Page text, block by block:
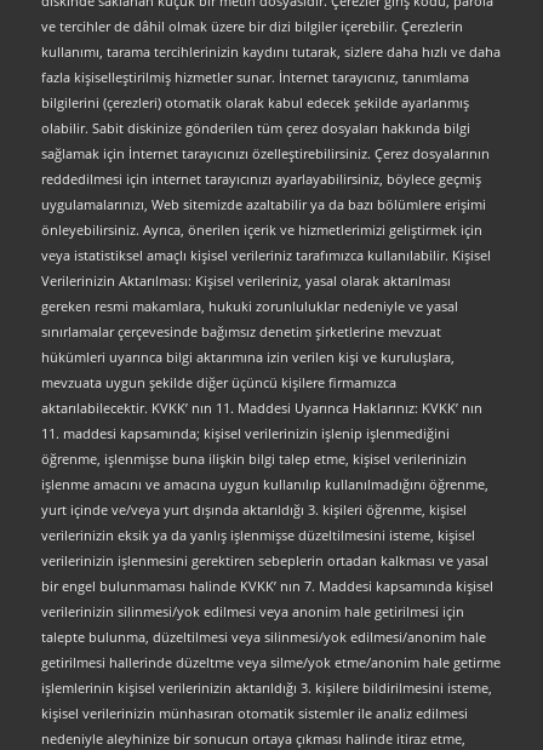
ve tercihler de dâhil olmak üzere bir dizi bilgiler içerebilir. Çerezlerin
kullanımı, tarama tercihlerinizin kaydını tutarak, sizlere daha hızlı ve daha
fazla kişiselleştirilmiş hizmetler sunar. İnternet tarayıcınız, tanımlama
bilgilerini (çerezleri) otomatik olarak kabul edecek şekilde ayarlanmış
olabilir. Sabit diskinize gönderilen tüm çerez dosyaları hakkında bilgi
sağlamak için İnternet tarayıcınızı özelleştirebilirsiniz. Çerez dosyalarının
reddedilmesi için internet tarayıcınızı ayarlayabilirsiniz, böylece geçmiş
uygulamalarınızı, Web sitemizde azaltabilir ya da bazı bölümlere erişimi
önleyebilirsiniz. Ayrıca, önerilen içerik ve hizmetlerimizi geliştirmek için
veya istatistiksel amaçlı kişisel verileriniz tarafımızca kullanılabilir. Kişisel
Verilerinizin Aktarılması: Kişisel verileriniz, yasal olarak aktarılması
gereken resmi makamlara, hukuki zorunluluklar nedeniyle ve yasal
sınırlamalar çerçevesinde bağımsız denetim şirketlerine mevzuat
hükümleri uyarınca bilgi aktarımına izin verilen kişi ve kuruluşlara,
mevzuata uygun şekilde diğer üçüncü kişilere firmamızca
aktarılabilecektir. KVKK’ nın 11. Maddesi Uyarınca Haklarınız: KVKK’ nın
11. maddesi kapsamında; kişisel verilerinizin işlenip işlenmediğini
öğrenme, işlenmişse buna ilişkin bilgi talep etme, kişisel verilerinizin
işlenme amacını ve amacına uygun kullanılıp kullanılmadığını öğrenme,
yurt içinde ve/veya yurt dışında aktarıldığı 3. kişileri öğrenme, kişisel
verilerinizin eksik ya da yanlış işlenmişse düzeltilmesini isteme, kişisel
verilerinizin işlenmesini gerektiren sebeplerin ortadan kalkması ve yasal
bir engel bulunmaması halinde KVKK’ nın 7. Maddesi kapsamında kişisel
verilerinizin silinmesi/yok edilmesi veya anonim hale getirilmesi için
talepte bulunma, düzeltilmesi veya silinmesi/yok edilmesi/anonim hale
getirilmesi hallerinde düzeltme veya silme/yok etme/anonim hale getirme
işlemlerinin kişisel verilerinizin aktarıldığı 3. kişilere bildirilmesini isteme,
kişisel verilerinizin münhasıran otomatik sistemler ile analiz edilmesi
nedeniyle aleyhinize bir sonucun ortaya çıkması halinde itiraz etme,